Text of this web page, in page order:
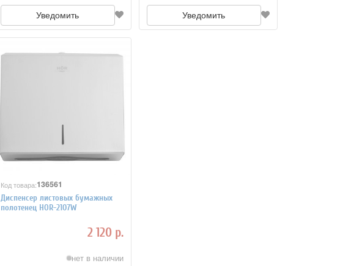
Уведомить Уведомить
Код товара:136561
Диспенсер листовых бумажных
полотенец HOR-2107W
2 120 р.
нет в наличии